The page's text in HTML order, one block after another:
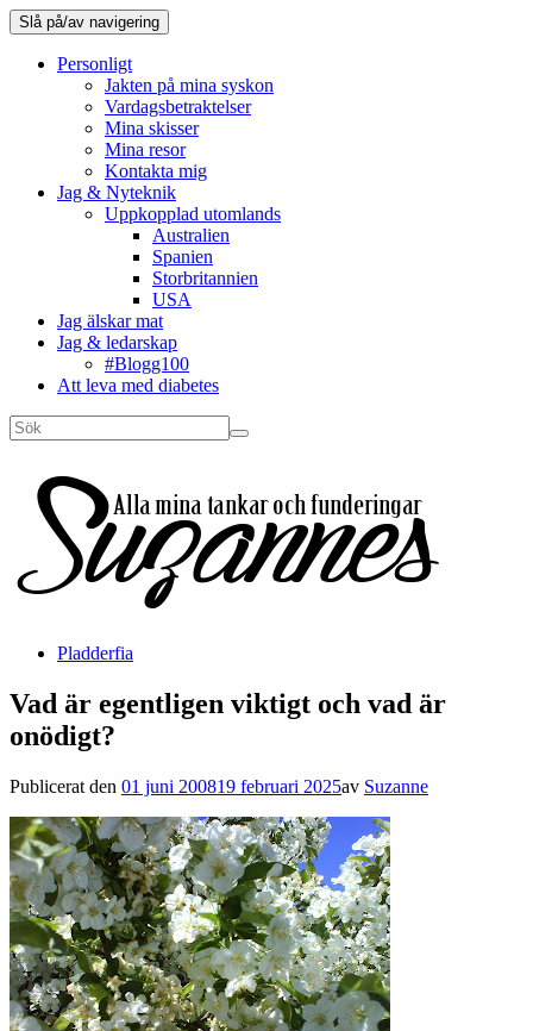
Slå på/av navigering
Personligt
Jakten på mina syskon
Vardagsbetraktelser
Mina skisser
Mina resor
Kontakta mig
Jag & Nyteknik
Uppkopplad utomlands
Australien
Spanien
Storbritannien
USA
Jag älskar mat
Jag & ledarskap
#Blogg100
Att leva med diabetes
Pladderfia
Vad är egentligen viktigt och vad är
onödigt?
Publicerat den 01 juni 200819 februari 2025av Suzanne